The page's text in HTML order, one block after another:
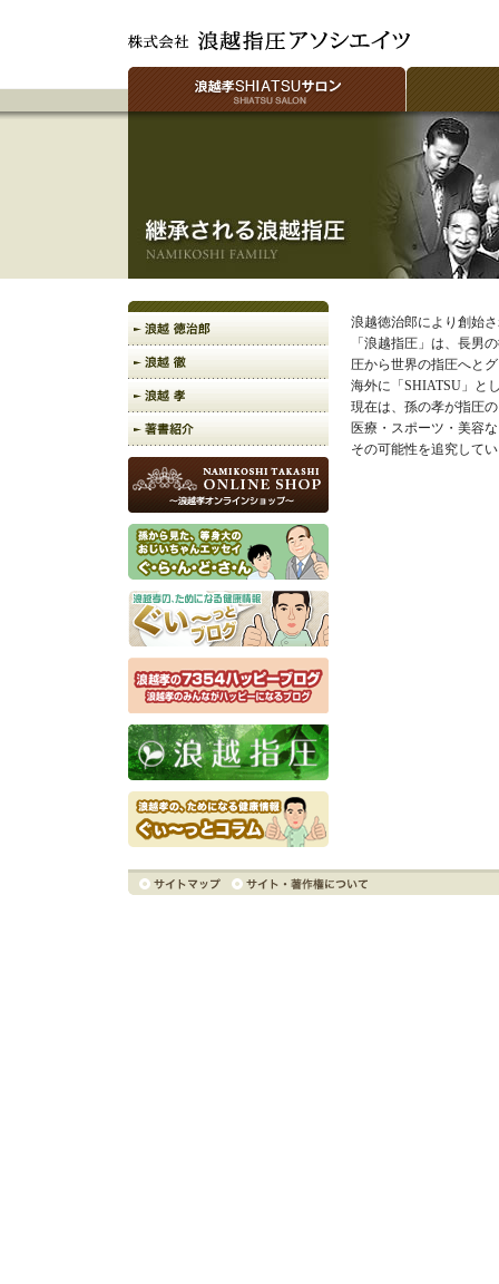
浪越徳治郎により創始
「浪越指圧」は、長男
圧から世界の指圧へと
海外に「SHIATSU」と
現在は、孫の孝が指圧
医療・スポーツ・美容
その可能性を追究して